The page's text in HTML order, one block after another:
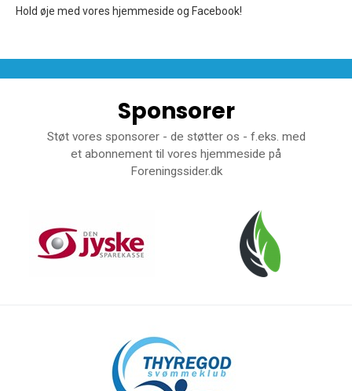
Hold øje med vores hjemmeside og Facebook!
Sponsorer
Støt vores sponsorer - de støtter os - f.eks. med
et abonnement til vores hjemmeside på
Foreningssider.dk